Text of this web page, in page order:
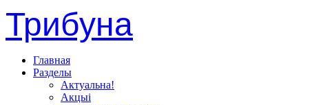
Трибуна
Главная
Разделы
Актуальна!
Акцыі